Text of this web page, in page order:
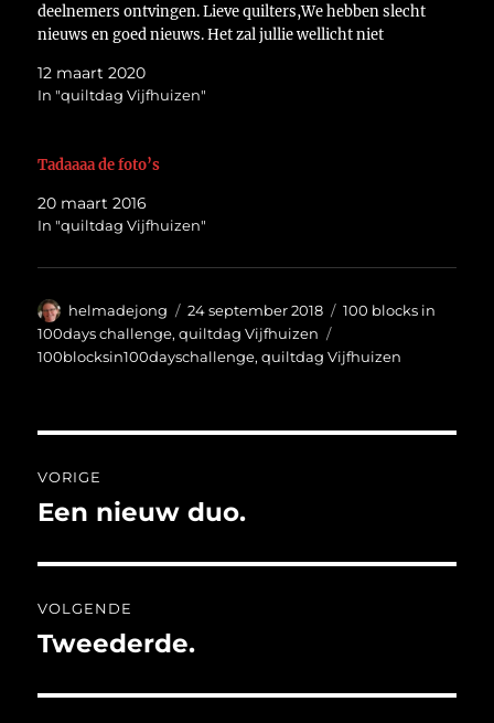
deelnemers ontvingen. Lieve quilters,We hebben slecht
nieuws en goed nieuws. Het zal jullie wellicht niet
12 maart 2020
In "quiltdag Vijfhuizen"
Tadaaaa de foto’s
20 maart 2016
In "quiltdag Vijfhuizen"
Auteur
helmadejong
Geplaatst
op
24 september 2018 Categorieën
100 blocks in
100days challenge,quiltdag Vijfhuizen
100blocksin100dayschallenge,quiltdag Vijfhuizen
navigatie
VORIGE
Vorig
Een nieuw duo.
VOLGENDE
Volgend
Tweederde.